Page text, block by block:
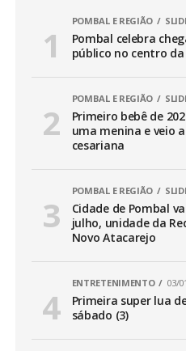
POMBAL E REGIÃO
Pombal celebra
público no centro
POMBAL E REGIÃO
Primeiro bebê de
uma menina e veio
cesariana
POMBAL E REGIÃO
Cidade de Pombal
julho, unidade da
Novo Atacarejo
ENTRETENIMENTO 03/
Primeira super lua
sábado (3)